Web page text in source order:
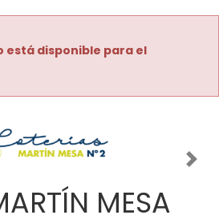
está disponible para el
MESA